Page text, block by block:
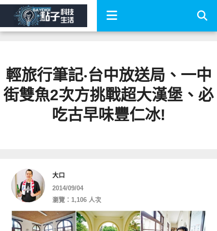
輕旅行筆記‧台中放送局、一中
街雙魚2次方挑戰超大漢堡、必
吃古早味豐仁冰!
大口
2014/09/04
瀏覽：1,106 人次